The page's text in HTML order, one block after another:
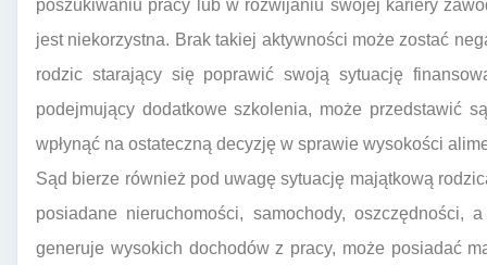
poszukiwaniu pracy lub w rozwijaniu swojej kariery
jest niekorzystna. Brak takiej aktywności może zostać
rodzic starający się poprawić swoją sytuację
podejmujący dodatkowe szkolenia, może przedstawić
wpłynąć na ostateczną decyzję w sprawie wysokości
Sąd bierze również pod uwagę sytuację majątkową
posiadane nieruchomości, samochody,
generuje wysokich dochodów z pracy, może posiadać